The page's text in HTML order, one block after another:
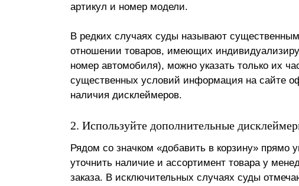
артикул и номер модели.
В редких случаях суды называют
отношении товаров, имеющих
номер автомобиля), можно указать только их
существенных условий информация на сайте
наличия дисклеймеров.
2. Используйте дополнительные
Рядом со значком «добавить в корзину» прямо
уточнить наличие и ассортимент товара у
заказа. В исключительных случаях суды